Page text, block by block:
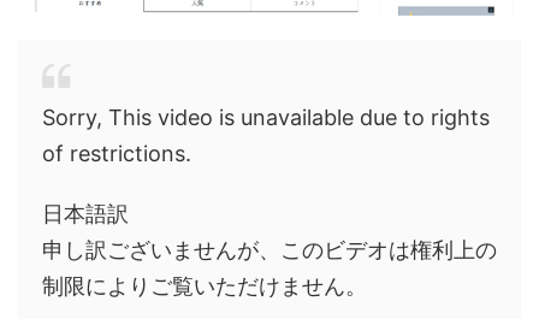
Sorry, This video is unavailable due to rights
of restrictions.
日本語訳
申し訳ございませんが、このビデオは権利上の
制限によりご覧いただけません。